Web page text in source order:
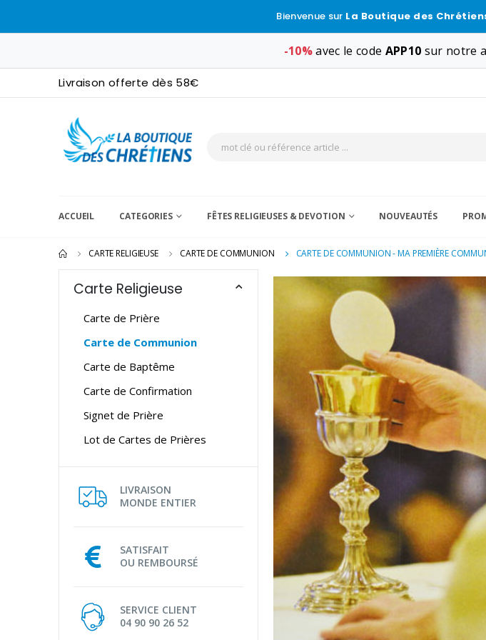
Bienvenue sur La Boutique des
-10%avec le code APP10 sur notre
Livraison offerte dès 58€
ACCUEIL CATEGORIES FÊTES RELIGIEUSES & DEVOTION NOUVEAUTÉS
CARTE RELIGIEUSE CARTE DE COMMUNION CARTE DE COMMUNION - MA PREMIÈRE
Carte Religieuse
Carte de Prière
Carte de Communion
Carte de Baptême
Carte de Confirmation
Signet de Prière
Lot de Cartes de Prières
LIVRAISON
MONDE ENTIER
SATISFAIT
OU REMBOURSÉ
SERVICE CLIENT
04 90 90 26 52